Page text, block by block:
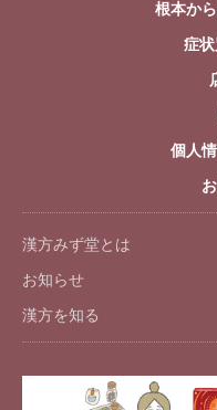
根本か
症状
個人
漢方みず堂とは
お知らせ
漢方を知る